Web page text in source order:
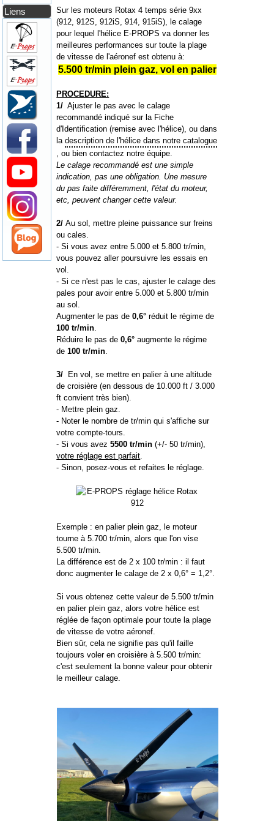
Liens
Sur les moteurs Rotax 4 temps série 9xx
(912, 912S, 912iS, 914, 915iS), le calage
pour lequel l'hélice E-PROPS va donner les
meilleures performances sur toute la plage
de vitesse de l'aéronef est obtenu à:
5.500 tr/min plein gaz, vol en palier
PROCEDURE:
1/ Ajuster le pas avec le calage
recommandé indiqué sur la Fiche
d'Identification (remise avec l'hélice), ou dans
ladescription de l'hélice dans notre catalogue
, ou bien contactez notre équipe.
Le calage recommandé est une simple
indication, pas une obligation. Une mesure
du pas faite différemment, l'état du moteur,
etc, peuvent changer cette valeur.
2/ Au sol, mettre pleine puissance sur freins
ou cales.
- Si vous avez entre 5.000 et 5.800 tr/min,
vous pouvez aller poursuivre les essais en
vol.
- Si ce n'est pas le cas, ajuster le calage des
pales pour avoir entre 5.000 et 5.800 tr/min
au sol.
Augmenter le pas de0,6° réduit le régime de
100 tr/min
Réduire le pas de0,6° augmente le régime
de100 tr/min
3/ En vol, se mettre en palier à une altitude
de croisière (en dessous de 10.000 ft / 3.000
ft convient très bien).
- Mettre plein gaz.
- Noter le nombre de tr/min qui s'affiche sur
votre compte-tours.
- Si vous avez5500 tr/min (+/- 50 tr/min),
votre réglage est parfait
- Sinon, posez-vous et refaites le réglage.
Exemple : en palier plein gaz, le moteur
tourne à 5.700 tr/min, alors que l'on vise
5.500 tr/min.
La différence est de 2 x 100 tr/min : il faut
donc augmenter le calage de 2 x 0,6° = 1,2°.
Si vous obtenez cette valeur de 5.500 tr/min
en palier plein gaz, alors votre hélice est
réglée de façon optimale pour toute la plage
de vitesse de votre aéronef.
Bien sûr, cela ne signifie pas qu'il faille
toujours voler en croisière à 5.500 tr/min:
c'est seulement la bonne valeur pour obtenir
le meilleur calage.